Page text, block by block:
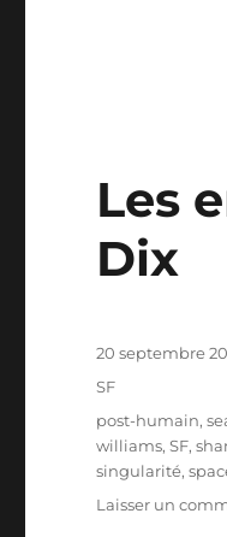
Les
Dix
Publié
20 septembre
Catégories
SF
Étiquettes
post-humain,
williams,SF,
singularité,
Laisser un